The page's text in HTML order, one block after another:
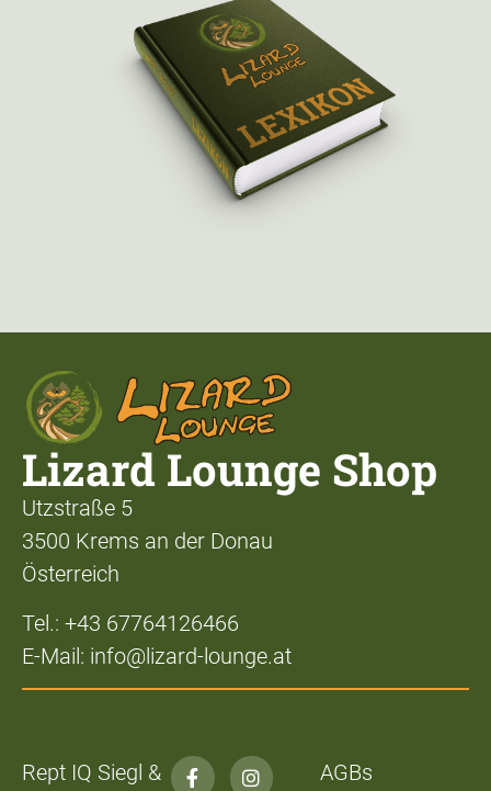
Lizard Lounge Shop
Utzstraße 5
3500 Krems an der Donau
Österreich
Tel.: +43 67764126466
E-Mail: info@lizard-lounge.at
Rept IQ Siegl &
AGBs